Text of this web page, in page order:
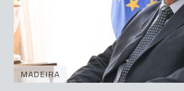
MADEIRA